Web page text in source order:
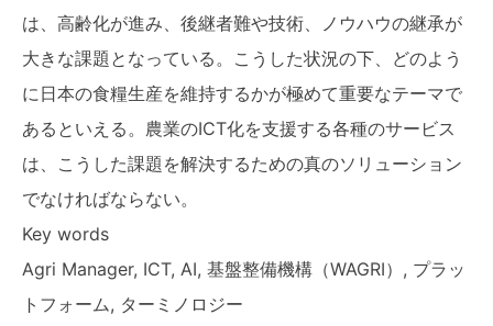
は、高齢化が進み、後継者難や技術、ノウハウの継承が
大きな課題となっている。こうした状況の下、どのよう
に日本の食糧生産を維持するかが極めて重要なテーマで
あるといえる。農業のICT化を支援する各種のサービス
は、こうした課題を解決するための真のソリューション
でなければならない。
Key words
Agri Manager, ICT, AI, 基盤整備機構（WAGRI）, プラッ
トフォーム, ターミノロジー